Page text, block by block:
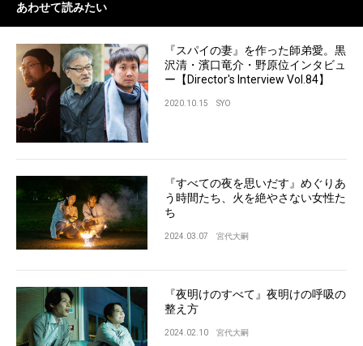
あわせて読みたい
『スパイの妻』を作った師弟愛。黒
沢清・濱口竜介・野原位インタビュ
ー【Director's Interview Vol.84】
2020.10.15 SYO
『すべての夜を思いだす』めぐりあ
う時間たち、火を絶やさない女性た
ち
2024.03.07 宮代大嗣
『夜明けのすべて』夜明けの呼吸の
整え方
2024.02.10 宮代大嗣